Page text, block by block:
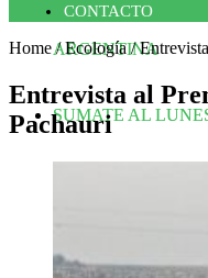
ARGENTINA
SUMATE AL
CONTACTO
Home/Ecología/
Entrevista al
Pachauri